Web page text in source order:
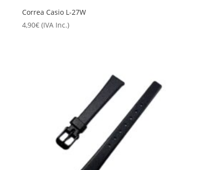
Correa Casio L-27W
4,90€ (IVA Inc.)